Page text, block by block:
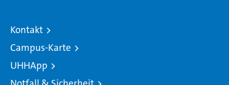
Kontakt
Campus-Karte
UHHApp